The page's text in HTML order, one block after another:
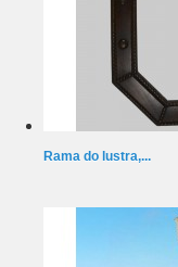
Rama do lustra,...